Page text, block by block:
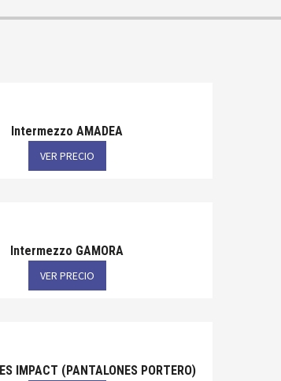
Intermezzo AMADEA
VER PRECIO
Intermezzo GAMORA
VER PRECIO
IMPACT (PANTALONES PORTERO)